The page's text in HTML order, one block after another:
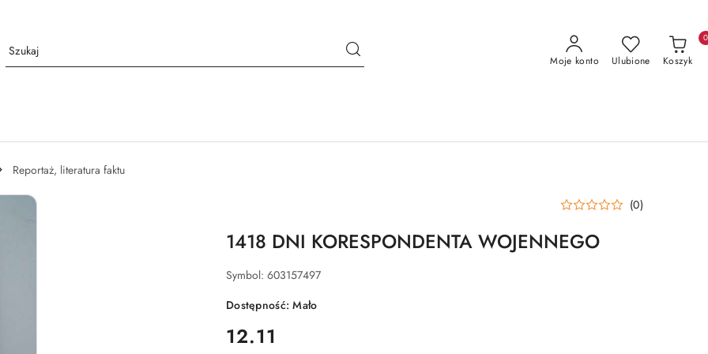
Moje konto Ulubione Koszyk
0
Reportaż, literatura faktu
(0)
1418 DNI KORESPONDENTA WOJENNEGO
Symbol: 603157497
Dostępność:Mało
cena:
12.11